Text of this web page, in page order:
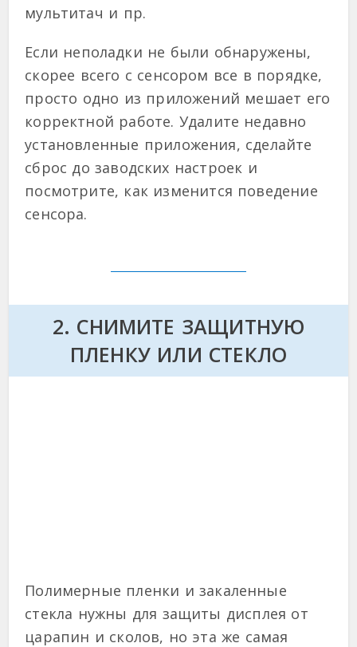
мультитач и пр.
Если неполадки не были обнаружены,
скорее всего с сенсором все в порядке,
просто одно из приложений мешает его
корректной работе. Удалите недавно
установленные приложения, сделайте
сброс до заводских настроек и
посмотрите, как изменится поведение
сенсора.
2. СНИМИТЕ ЗАЩИТНУЮ
ПЛЕНКУ ИЛИ СТЕКЛО
Полимерные пленки и закаленные
стекла нужны для защиты дисплея от
царапин и сколов, но эта же самая